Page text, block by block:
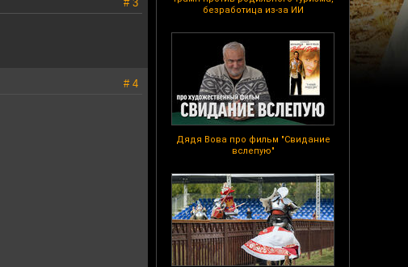
безработица из-за ИИ
Дядя Вова про фильм "Свидание
вслепую"
# 3
# 4